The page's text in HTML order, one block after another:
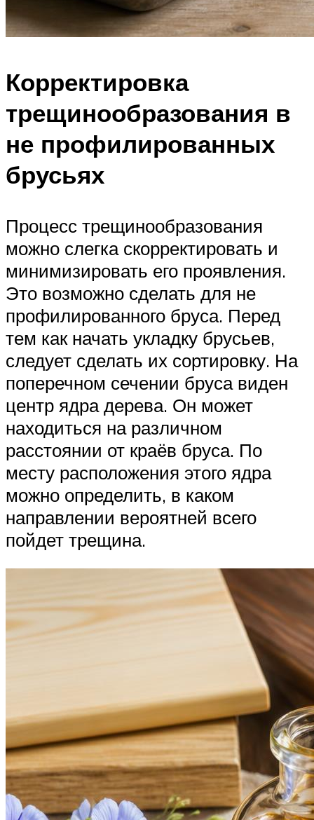
Корректировка
трещинообразования в
не профилированных
брусьях
Процесс трещинообразования
можно слегка скорректировать и
минимизировать его проявления.
Это возможно сделать для не
профилированного бруса. Перед
тем как начать укладку брусьев,
следует сделать их сортировку. На
поперечном сечении бруса виден
центр ядра дерева. Он может
находиться на различном
расстоянии от краёв бруса. По
месту расположения этого ядра
можно определить, в каком
направлении вероятней всего
пойдет трещина.